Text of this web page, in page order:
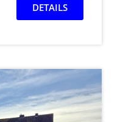
DETAILS